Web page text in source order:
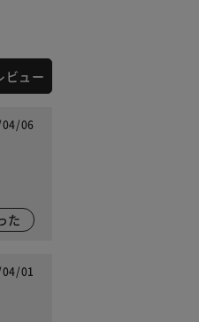
ビュー
06
た
01